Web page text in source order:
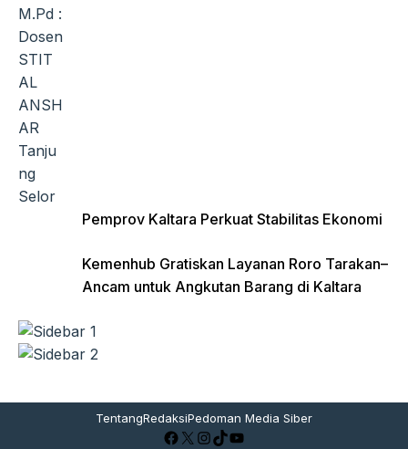
Pemprov Kaltara Perkuat Stabilitas Ekonomi
Kemenhub Gratiskan Layanan Roro Tarakan–
Ancam untuk Angkutan Barang di Kaltara
TentangRedaksiPedoman Media Siber
Facebook
X Instagram
TikTok
YouTube